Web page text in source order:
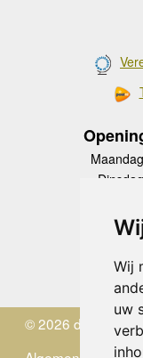
Wij
uw
Maandag
Dinsdag
© 2026 de Zwerver